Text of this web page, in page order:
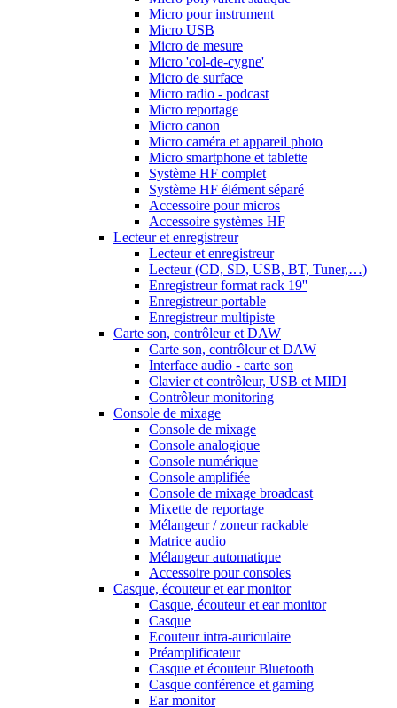
Micro pour instrument
Micro USB
Micro de mesure
Micro 'col-de-cygne'
Micro de surface
Micro radio - podcast
Micro reportage
Micro canon
Micro caméra et appareil photo
Micro smartphone et tablette
Système HF complet
Système HF élément séparé
Accessoire pour micros
Accessoire systèmes HF
Lecteur et enregistreur
Lecteur et enregistreur
Lecteur (CD, SD, USB, BT, Tuner,…)
Enregistreur format rack 19''
Enregistreur portable
Enregistreur multipiste
Carte son, contrôleur et DAW
Carte son, contrôleur et DAW
Interface audio - carte son
Clavier et contrôleur, USB et MIDI
Contrôleur monitoring
Console de mixage
Console de mixage
Console analogique
Console numérique
Console amplifiée
Console de mixage broadcast
Mixette de reportage
Mélangeur / zoneur rackable
Matrice audio
Mélangeur automatique
Accessoire pour consoles
Casque, écouteur et ear monitor
Casque, écouteur et ear monitor
Casque
Ecouteur intra-auriculaire
Préamplificateur
Casque et écouteur Bluetooth
Casque conférence et gaming
Ear monitor